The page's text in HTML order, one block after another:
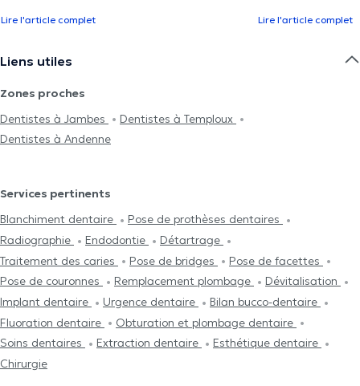
Lire l'article complet Lire l'article complet
Liens utiles
Zones proches
Dentistes à Jambes
Dentistes à Temploux
Dentistes à Andenne
Services pertinents
Blanchiment dentaire
Pose de prothèses dentaires
Radiographie
Endodontie
Détartrage
Traitement des caries
Pose de bridges
Pose de facettes
Pose de couronnes
Remplacement plombage
Dévitalisation
Implant dentaire
Urgence dentaire
Bilan bucco-dentaire
Fluoration dentaire
Obturation et plombage dentaire
Soins dentaires
Extraction dentaire
Esthétique dentaire
Chirurgie